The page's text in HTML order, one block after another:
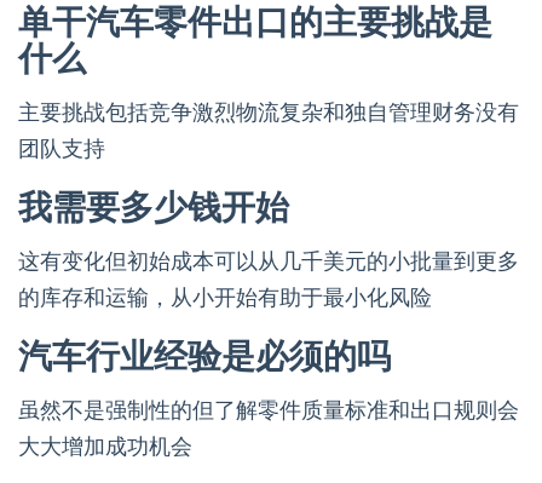
单干汽车零件出口的主要挑战是
什么
主要挑战包括竞争激烈物流复杂和独自管理财务没有
团队支持
我需要多少钱开始
这有变化但初始成本可以从几千美元的小批量到更多
的库存和运输，从小开始有助于最小化风险
汽车行业经验是必须的吗
虽然不是强制性的但了解零件质量标准和出口规则会
大大增加成功机会